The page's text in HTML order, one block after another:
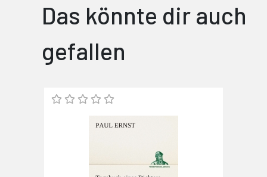
Das könnte dir auch
gefallen